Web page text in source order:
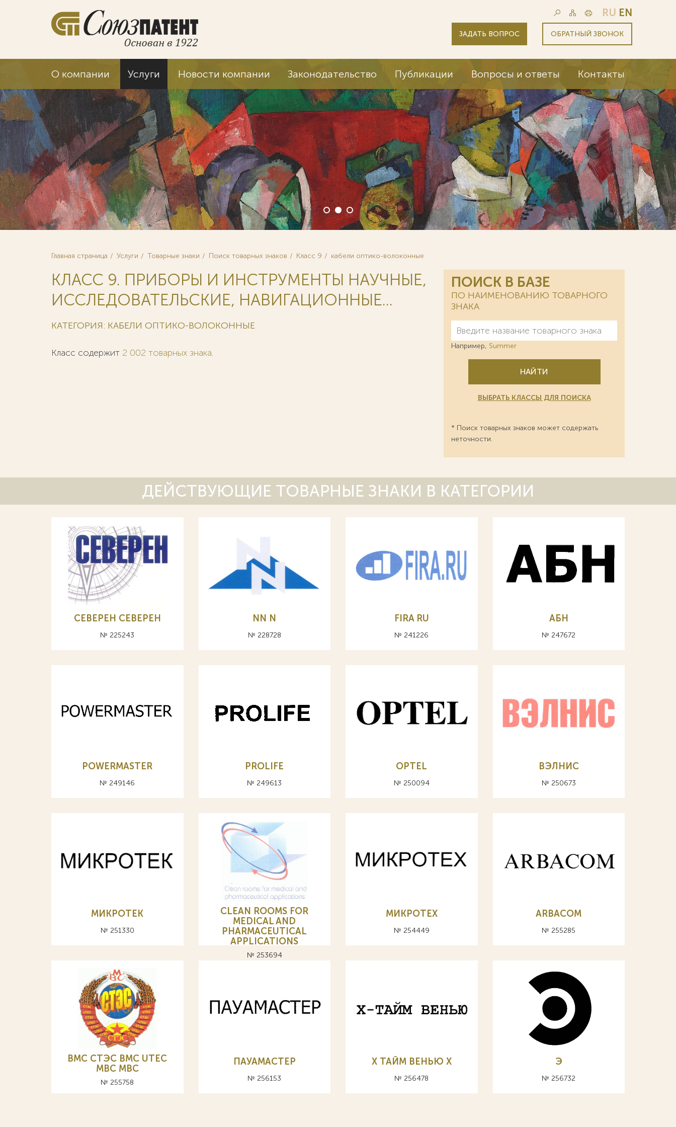
RU EN
ЗАДАТЬ ВОПРОС ОБРАТНЫЙ ЗВОНОК
О компании Услуги Новости компании Законодательство Публикации Вопросы и ответы Контакты
Главная страница Услуги Товарные знаки Поиск товарных знаков Класс 9 кабели оптико-волоконные
КЛАСС 9. ПРИБОРЫ И ИНСТРУМЕНТЫ НАУЧНЫЕ,
ИССЛЕДОВАТЕЛЬСКИЕ, НАВИГАЦИОННЫЕ...
КАТЕГОРИЯ: КАБЕЛИ ОПТИКО-ВОЛОКОННЫЕ
Класс содержит 2 002 товарных знака.
ПОИСК В БАЗЕ
ПО НАИМЕНОВАНИЮ ТОВАРНОГО
ЗНАКА
Например, Summer
НАЙТИ
ВЫБРАТЬ КЛАССЫ ДЛЯ ПОИСКА
* Поиск товарных знаков может содержать
неточности.
ДЕЙСТВУЮЩИЕ ТОВАРНЫЕ ЗНАКИ В КАТЕГОРИИ
СЕВЕРЕН CEBEPEH
№ 225243
NN N
№ 228728
FIRA RU
№ 241226
АБН
№ 247672
POWERMASTER
№ 249146
PROLIFE
№ 249613
OPTEL
№ 250094
ВЭЛНИС
№ 250673
МИКРОТЕК
№ 251330
CLEAN ROOMS FOR
MEDICAL AND
PHARMACEUTICAL
APPLICATIONS
№ 253694
МИКРОТЕХ
№ 254449
ARBACOM
№ 255285
ВМС СТЭС BMC UTEC
MBC МВС
№ 255758
ПАУАМАСТЕР
№ 256153
Х ТАЙМ ВЕНЬЮ X
№ 256478
Э
№ 256732